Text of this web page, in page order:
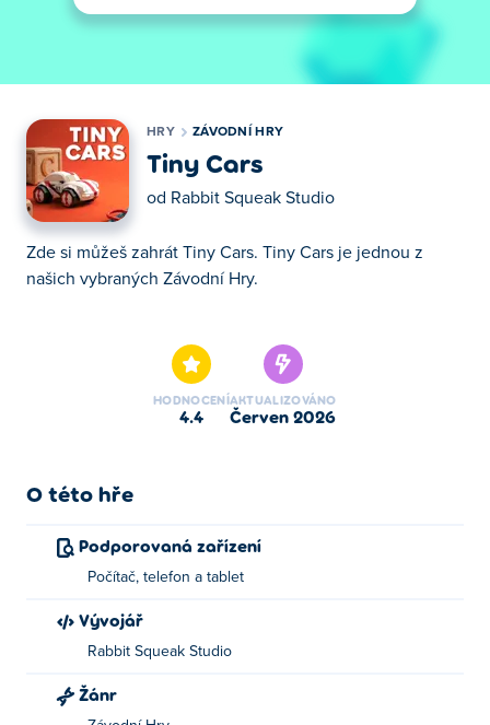
HRY ZÁVODNÍ HRY
Tiny Cars
od Rabbit Squeak Studio
Zde si můžeš zahrát Tiny Cars. Tiny Cars je jednou z
našich vybraných Závodní Hry.
HODNOCENÍ
4.4
AKTUALIZOVÁNO
červen 2026
O této hře
Podporovaná zařízení
Počítač, telefon a tablet
Vývojář
Rabbit Squeak Studio
Žánr